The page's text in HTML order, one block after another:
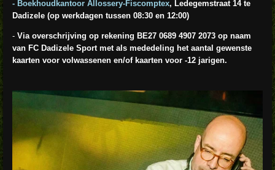
- Boekhoudkantoor Allossery-Fiscomptex, Ledegemstraat 14 te
Dadizele (op werkdagen tussen 08:30 en 12:00)
- Via overschrijving op rekening BE27 0689 4907 2073 op naam
van FC Dadizele Sport met als mededeling het aantal gewenste
kaarten voor volwassenen en/of kaarten voor -12 jarigen.